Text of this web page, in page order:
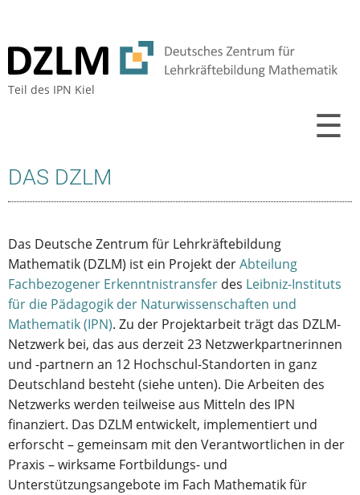
Teil des IPN Kiel
☰
DAS DZLM
Das Deutsche Zentrum für Lehrkräftebildung
Mathematik (DZLM) ist ein Projekt derAbteilung
Fachbezogener Erkenntnistransfer des Leibniz-Instituts
für die Pädagogik der Naturwissenschaften und
Mathematik (IPN). Zu der Projektarbeit trägt das DZLM-
Netzwerk bei, das aus derzeit 23 Netzwerkpartnerinnen
und -partnern an 12 Hochschul-Standorten in ganz
Deutschland besteht (siehe unten). Die Arbeiten des
Netzwerks werden teilweise aus Mitteln des IPN
finanziert. Das DZLM entwickelt, implementiert und
erforscht – gemeinsam mit den Verantwortlichen in der
Praxis – wirksame Fortbildungs- und
Unterstützungsangebote im Fach Mathematik für